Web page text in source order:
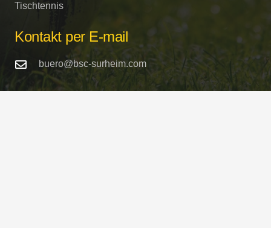
Tischtennis
Kontakt per E-mail
buero@bsc-surheim.com